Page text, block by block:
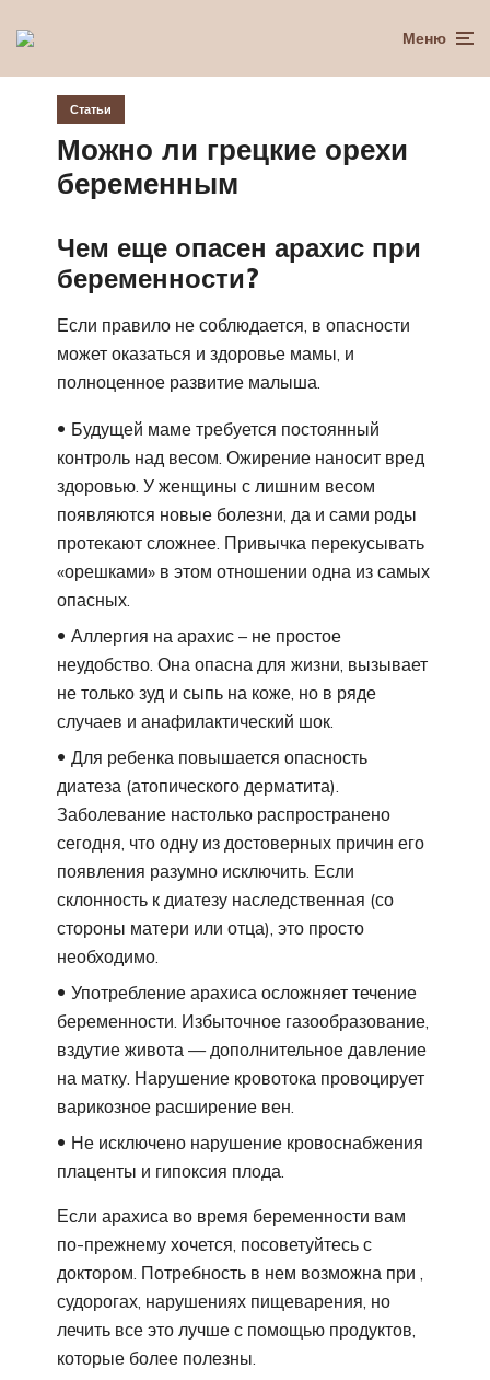
Меню
Статьи
Можно ли грецкие орехи
беременным
Чем еще опасен арахис при
беременности?
Если правило не соблюдается, в опасности
может оказаться и здоровье мамы, и
полноценное развитие малыша.
Будущей маме требуется постоянный
контроль над весом. Ожирение наносит вред
здоровью. У женщины с лишним весом
появляются новые болезни, да и сами роды
протекают сложнее. Привычка перекусывать
«орешками» в этом отношении одна из самых
опасных.
Аллергия на арахис – не простое
неудобство. Она опасна для жизни, вызывает
не только зуд и сыпь на коже, но в ряде
случаев и анафилактический шок.
Для ребенка повышается опасность
диатеза (атопического дерматита).
Заболевание настолько распространено
сегодня, что одну из достоверных причин его
появления разумно исключить. Если
склонность к диатезу наследственная (со
стороны матери или отца), это просто
необходимо.
Употребление арахиса осложняет течение
беременности. Избыточное газообразование,
вздутие живота — дополнительное давление
на матку. Нарушение кровотока провоцирует
варикозное расширение вен.
Не исключено нарушение кровоснабжения
плаценты и гипоксия плода.
Если арахиса во время беременности вам
по-прежнему хочется, посоветуйтесь с
доктором. Потребность в нем возможна при ,
судорогах, нарушениях пищеварения, но
лечить все это лучше с помощью продуктов,
которые более полезны.